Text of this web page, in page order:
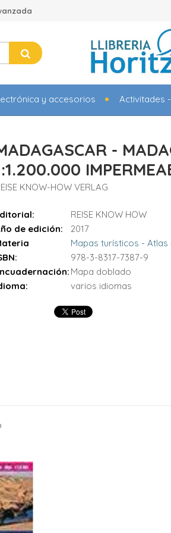
y accesorios Activitades
-
KNOW-HOW VERLAG
REISE KNOW HOW
de edición:
2017
Mapas turísticos -
978-3-8317-7387-9
Mapa doblado
varios idiomas